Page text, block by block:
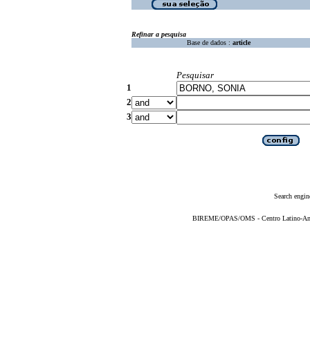
Refinar a pesquisa
Base de dados : article
Pesquisar
1
2
3
Search
BIREME/OPAS/OMS - Centro Latino-